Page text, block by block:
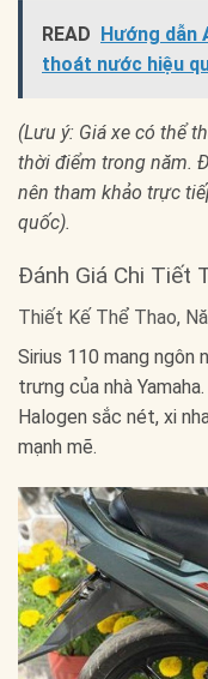
READ Hướng dẫn
thoát nước hiệu
(Lưu ý: Giá xe có thể
thời điểm trong năm.
nên tham khảo trực
quốc).
Đánh Giá Chi Tiết
Thiết Kế Thể Thao,
Sirius 110 mang
trưng của nhà
Halogen sắc nét, xi
mạnh mẽ.